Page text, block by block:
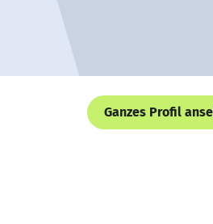
Ganzes Profil